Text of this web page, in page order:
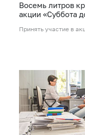
Восемь литров
акции «Суббота
Принять участие в